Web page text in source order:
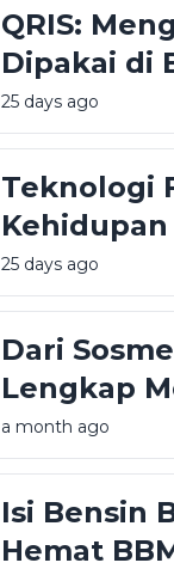
QRIS:
Dipakai di
25 days ago
Teknologi
Kehidupan
Kita
Uang
25 days ago
Dari
Lengkap
a month ago
Isi Bensin
Hemat